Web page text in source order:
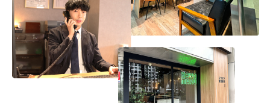
総戸数
65戸
現状/入居可能日